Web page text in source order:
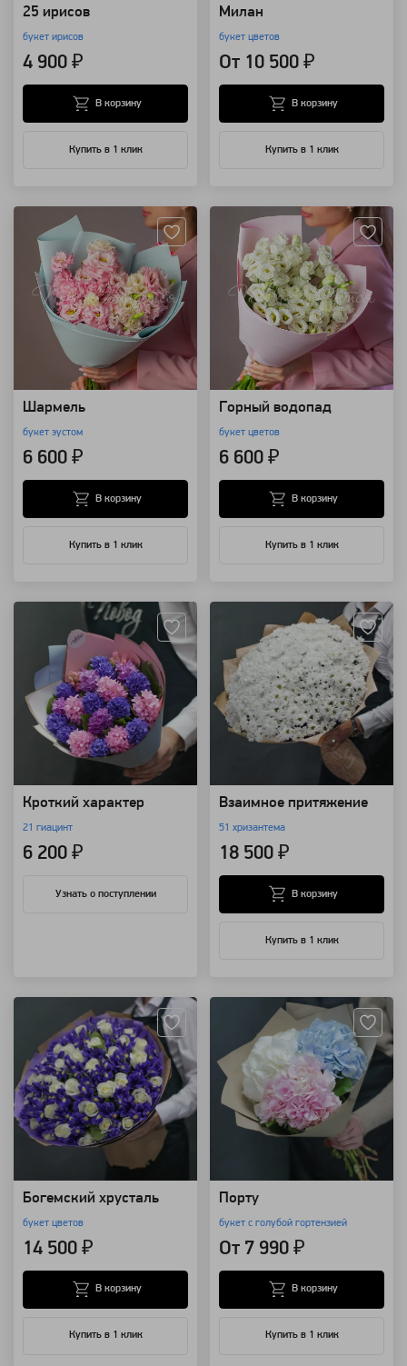
25 ирисов
букет ирисов
4 900 ₽
Купить в 1 клик
В корзину
Милан
букет цветов
От 10 500 ₽
Купить в 1 клик
В корзину
Шармель
букет эустом
6 600 ₽
Купить в 1 клик
В корзину
Горный водопад
букет цветов
6 600 ₽
Купить в 1 клик
В корзину
Кроткий характер
21 гиацинт
6 200 ₽
Узнать о поступлении
Взаимное притяжение
51 хризантема
18 500 ₽
Купить в 1 клик
В корзину
Богемский хрусталь
букет цветов
14 500 ₽
Купить в 1 клик
В корзину
Порту
букет с голубой гортензией
От 7 990 ₽
Купить в 1 клик
В корзину